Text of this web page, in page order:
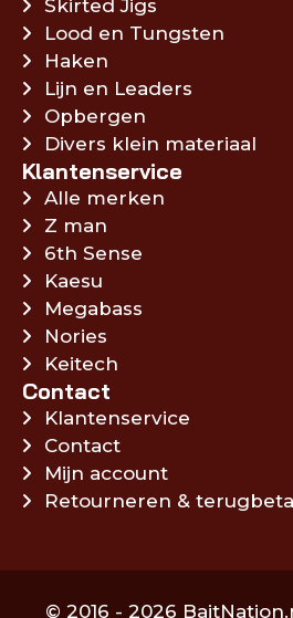
Skirted Jigs
Lood en Tungsten
Haken
Lijn en Leaders
Opbergen
Divers klein materiaal
Klantenservice
Alle merken
Z man
6th Sense
Kaesu
Megabass
Nories
Keitech
Contact
Klantenservice
Contact
Mijn account
Retourneren &
© 2016 - 2026